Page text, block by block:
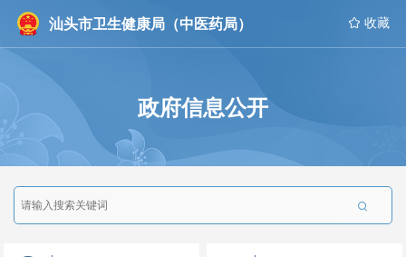
汕头市卫生健康局（中医药局）  收藏
政府信息公开
